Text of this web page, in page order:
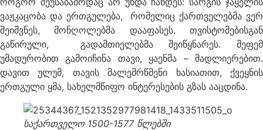
ვაჟკაცობა და ერთგულება, რომელიც ქართველებმა ვერ
შეიშვნეს, მონღოლებმა დააფასეს. თვისტომებისგან
გაწირული, გადამთიელებმა შეიწყნარეს. მეფემ
უმადურობით გამოიჩინა თავი, ყაენმა – მადლიერებით.
დავით ულუმ, თავის მალემრწმენი ხასიათით, ქვეყნის
ერთგული ყმა, სახელმწიფო ინტერესების გზას ააცდინა.
საქართველო 1500-1577 წლებში